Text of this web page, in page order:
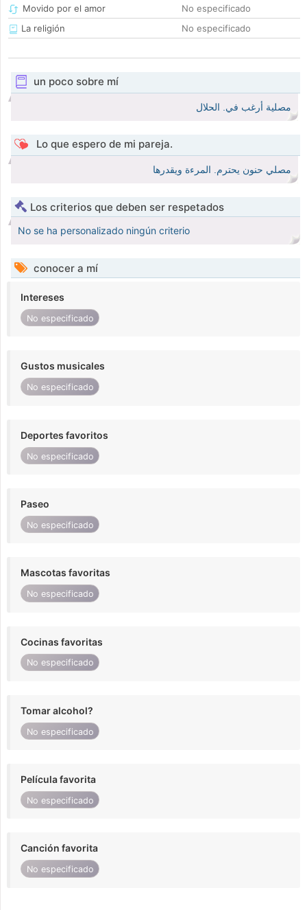
Movido por el amor
No especificado
La religión
No especificado
un poco sobre mí
مصلية أرغب في. الحلال
Lo que espero de mi pareja.
مصلي حنون يحترم. المرءة ويقدرها
Los criterios que deben ser respetados
No se ha personalizado ningún criterio
conocer a mí
Intereses
No especificado
Gustos musicales
No especificado
Deportes favoritos
No especificado
Paseo
No especificado
Mascotas favoritas
No especificado
Cocinas favoritas
No especificado
Tomar alcohol?
No especificado
Película favorita
No especificado
Canción favorita
No especificado